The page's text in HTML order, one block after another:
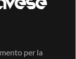
per la